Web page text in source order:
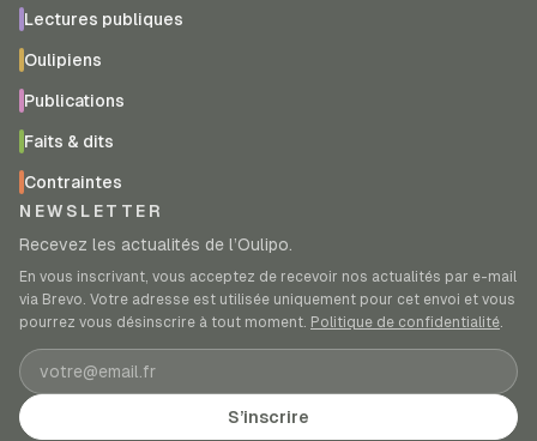
Lectures publiques
Oulipiens
Publications
Faits & dits
Contraintes
NEWSLETTER
Recevez les actualités de l’Oulipo.
En vous inscrivant, vous acceptez de recevoir nos actualités par e-mail
via Brevo. Votre adresse est utilisée uniquement pour cet envoi et vous
pourrez vous désinscrire à tout moment. Politique de confidentialité.
Adresse e-mail
S’inscrire